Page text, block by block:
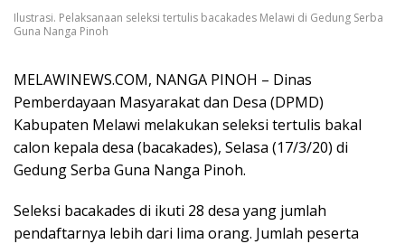
Ilustrasi. Pelaksanaan seleksi tertulis bacakades Melawi di Gedung Serba
Guna Nanga Pinoh
MELAWINEWS.COM, NANGA PINOH – Dinas
Pemberdayaan Masyarakat dan Desa (DPMD)
Kabupaten Melawi melakukan seleksi tertulis bakal
calon kepala desa (bacakades), Selasa (17/3/20) di
Gedung Serba Guna Nanga Pinoh.
Seleksi bacakades di ikuti 28 desa yang jumlah
pendaftarnya lebih dari lima orang. Jumlah peserta